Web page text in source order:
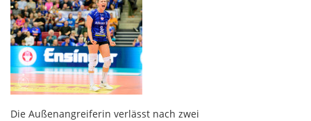
Die Außenangreiferin verlässt nach zwei